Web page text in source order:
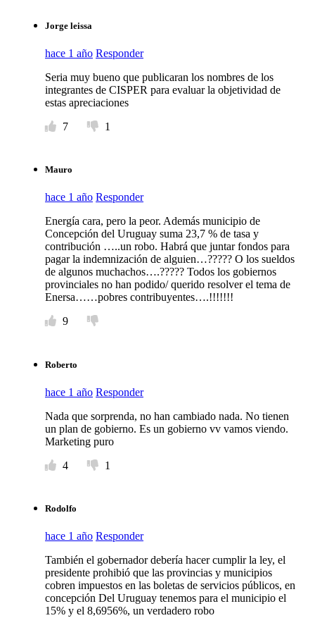
Jorge leissa
hace 1 año Responder
Seria muy bueno que publicaran los nombres de los
integrantes de CISPER para evaluar la objetividad de
estas apreciaciones
7
1
Mauro
hace 1 año Responder
Energía cara, pero la peor. Además municipio de
Concepción del Uruguay suma 23,7 % de tasa y
contribución …..un robo. Habrá que juntar fondos para
pagar la indemnización de alguien…????? O los sueldos
de algunos muchachos….????? Todos los gobiernos
provinciales no han podido/ querido resolver el tema de
Enersa……pobres contribuyentes….!!!!!!!
9
Roberto
hace 1 año Responder
Nada que sorprenda, no han cambiado nada. No tienen
un plan de gobierno. Es un gobierno vv vamos viendo.
Marketing puro
4
1
Rodolfo
hace 1 año Responder
También el gobernador debería hacer cumplir la ley, el
presidente prohibió que las provincias y municipios
cobren impuestos en las boletas de servicios públicos, en
concepción Del Uruguay tenemos para el municipio el
15% y el 8,6956%, un verdadero robo